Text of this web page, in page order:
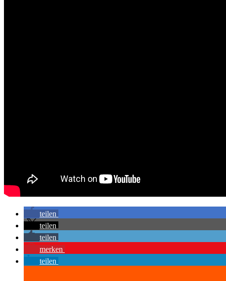
teilen
teilen
teilen
merken
teilen